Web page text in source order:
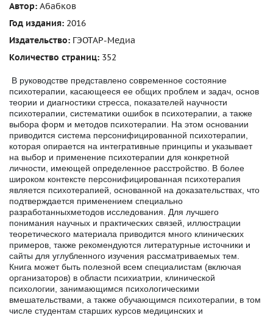
Автор: Абабков
Год издания: 2016
Издательство: ГЭОТАР-Медиа
Количество страниц: 352
В руководстве представлено современное состояние
психотерапии, касающееся ее общих проблем и задач, основ
теории и диагностики стресса, показателей научности
психотерапии, систематики ошибок в психотерапии, а также
выбора форм и методов психотерапии. На этом основании
приводится система персонифицированной психотерапии,
которая опирается на интегративные принципы и указывает
на выбор и применение психотерапии для конкретной
личности, имеющей определенное расстройство. В более
широком контексте персонифицированная психотерапия
является психотерапией, основанной на доказательствах, что
подтверждается применением специально
разработанныхметодов исследования. Для лучшего
понимания научных и практических связей, иллюстрации
теоретического материала приводится много клинических
примеров, также рекомендуются литературные источники и
сайты для углубленного изучения рассматриваемых тем.
Книга может быть полезной всем специалистам (включая
организаторов) в области психиатрии, клинической
психологии, занимающимся психологическими
вмешательствами, а также обучающимся психотерапии, в том
числе студентам старших курсов медицинских и